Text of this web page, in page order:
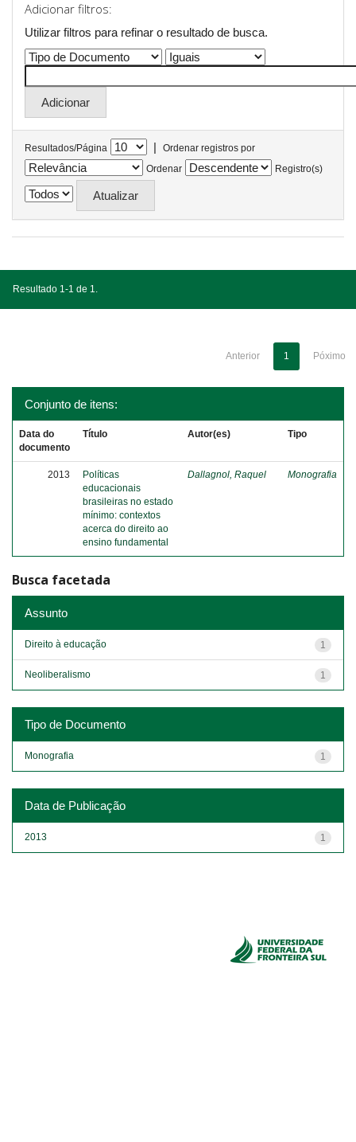
Adicionar filtros:
Utilizar filtros para refinar o resultado de busca.
Resultados/Página |
Ordenar registros por
Ordenar
Registro(s)
Resultado 1-1 de 1.
Anterior 1 Póximo
Conjunto de itens:
Data do
documento
Título Autor(es) Tipo
2013
Políticas
educacionais
brasileiras no estado
mínimo: contextos
acerca do direito ao
ensino fundamental
Dallagnol, Raquel Monografia
Busca facetada
Assunto
1
Direito à educação
1
Neoliberalismo
Tipo de Documento
1
Monografia
Data de Publicação
1
2013